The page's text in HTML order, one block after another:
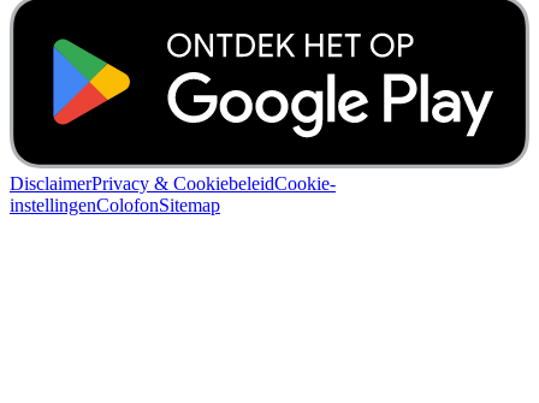
DisclaimerPrivacy & CookiebeleidCookie-
instellingenColofonSitemap